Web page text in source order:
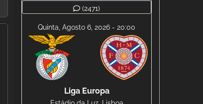
(2471)
Quinta, Agosto 6, 2026 - 20:00
Liga Europa